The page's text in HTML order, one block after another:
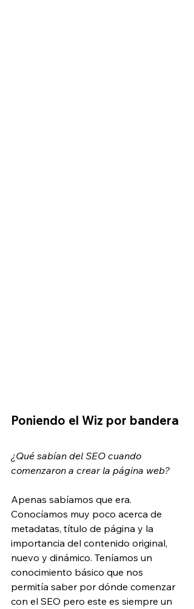
Poniendo el Wiz por bandera
¿Qué sabían del SEO cuando
comenzaron a crear la página web?
Apenas sabíamos que era.
Conocíamos muy poco acerca de
metadatas, título de página y la
importancia del contenido original,
nuevo y dinámico. Teníamos un
conocimiento básico que nos
permitía saber por dónde comenzar
con el SEO pero este es siempre un